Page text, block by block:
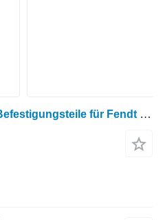
Brugt Frontvægt camme Befestigungsteile für Fendt 718 Radtraktor